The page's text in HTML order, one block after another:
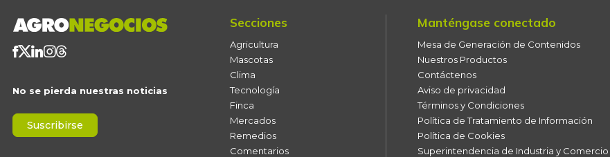
No se pierda nuestras noticias
Suscribirse
Secciones
Agricultura
Mascotas
Clima
Tecnología
Finca
Mercados
Remedios
Comentarios
Manténgase conectado
Mesa de Generación de Contenidos
Nuestros Productos
Contáctenos
Aviso de privacidad
Términos y Condiciones
Política de Tratamiento de Información
Política de Cookies
Superintendencia de Industria y Comercio